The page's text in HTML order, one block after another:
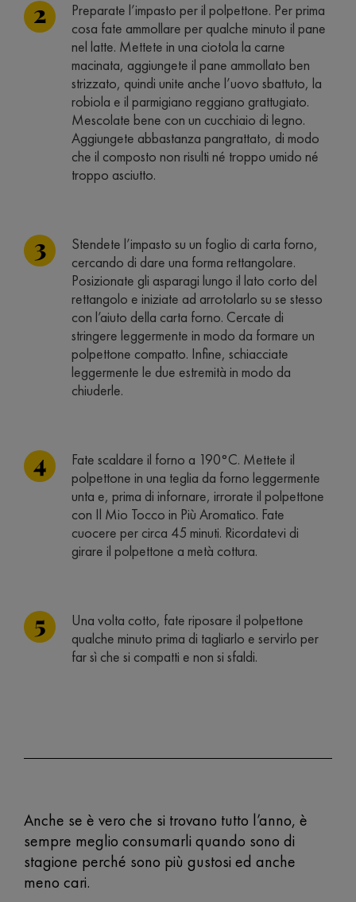
Preparate l’impasto per il polpettone. Per prima
cosa fate ammollare per qualche minuto il pane
nel latte. Mettete in una ciotola la carne
macinata, aggiungete il pane ammollato ben
strizzato, quindi unite anche l’uovo sbattuto, la
robiola e il parmigiano reggiano grattugiato.
Mescolate bene con un cucchiaio di legno.
Aggiungete abbastanza pangrattato, di modo
che il composto non risulti né troppo umido né
troppo asciutto.
Stendete l’impasto su un foglio di carta forno,
cercando di dare una forma rettangolare.
Posizionate gli asparagi lungo il lato corto del
rettangolo e iniziate ad arrotolarlo su se stesso
con l’aiuto della carta forno. Cercate di
stringere leggermente in modo da formare un
polpettone compatto. Infine, schiacciate
leggermente le due estremità in modo da
chiuderle.
Fate scaldare il forno a 190°C. Mettete il
polpettone in una teglia da forno leggermente
unta e, prima di infornare, irrorate il polpettone
con Il Mio Tocco in Più Aromatico. Fate
cuocere per circa 45 minuti. Ricordatevi di
girare il polpettone a metà cottura.
Una volta cotto, fate riposare il polpettone
qualche minuto prima di tagliarlo e servirlo per
far sì che si compatti e non si sfaldi.
Anche se è vero che si trovano tutto l’anno, è
sempre meglio consumarli quando sono di
stagione perché sono più gustosi ed anche
meno cari.